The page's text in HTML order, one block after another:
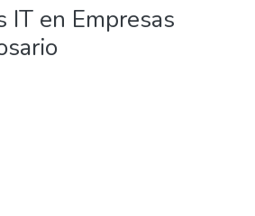
IT en Empresas